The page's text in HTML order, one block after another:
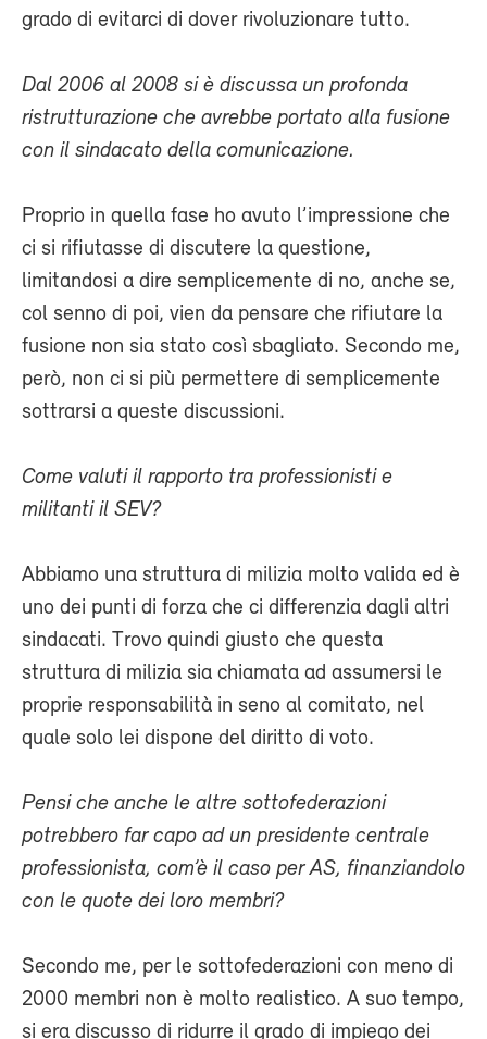
grado di evitarci di dover rivoluzionare tutto.
Dal 2006 al 2008 si è discussa un profonda
ristrutturazione che avrebbe portato alla fusione
con il sindacato della comunicazione.
Proprio in quella fase ho avuto l’impressione che
ci si rifiutasse di discutere la questione,
limitandosi a dire semplicemente di no, anche se,
col senno di poi, vien da pensare che rifiutare la
fusione non sia stato così sbagliato. Secondo me,
però, non ci si più permettere di semplicemente
sottrarsi a queste discussioni.
Come valuti il rapporto tra professionisti e
militanti il SEV?
Abbiamo una struttura di milizia molto valida ed è
uno dei punti di forza che ci differenzia dagli altri
sindacati. Trovo quindi giusto che questa
struttura di milizia sia chiamata ad assumersi le
proprie responsabilità in seno al comitato, nel
quale solo lei dispone del diritto di voto.
Pensi che anche le altre sottofederazioni
potrebbero far capo ad un presidente centrale
professionista, com’è il caso per AS, finanziandolo
con le quote dei loro membri?
Secondo me, per le sottofederazioni con meno di
2000 membri non è molto realistico. A suo tempo,
si era discusso di ridurre il grado di impiego dei